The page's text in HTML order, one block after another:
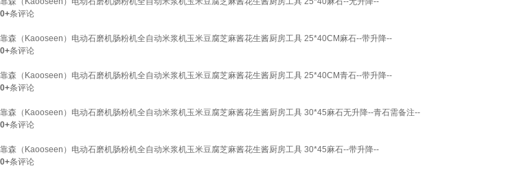
0+条评论
靠森（Kaooseen）电动石磨机肠粉机全自动米浆机玉米豆腐芝麻酱花生酱厨房工具 25*40CM麻石--带升降--
0+条评论
靠森（Kaooseen）电动石磨机肠粉机全自动米浆机玉米豆腐芝麻酱花生酱厨房工具 25*40CM青石--带升降--
0+条评论
靠森（Kaooseen）电动石磨机肠粉机全自动米浆机玉米豆腐芝麻酱花生酱厨房工具 30*45麻石无升降--青石需备注--
0+条评论
靠森（Kaooseen）电动石磨机肠粉机全自动米浆机玉米豆腐芝麻酱花生酱厨房工具 30*45麻石--带升降--
0+条评论